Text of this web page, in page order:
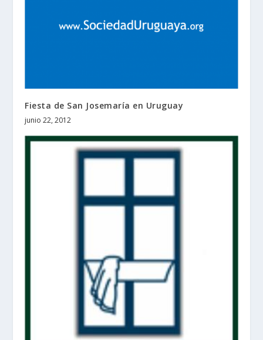
Fiesta de San Josemaría en Uruguay
junio 22, 2012